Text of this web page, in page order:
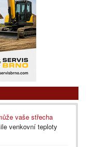
vaše střecha
venkovní teploty